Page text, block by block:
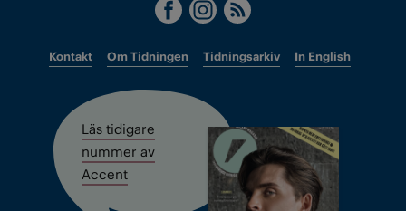
Kontakt Om Tidningen Tidningsarkiv In English
Läs tidigare
nummer av
Accent